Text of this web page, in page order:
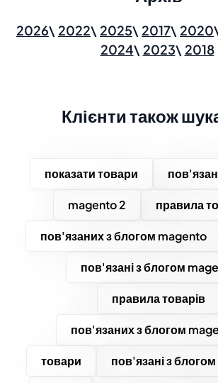
2026 2022 2025 2017 2020
2024
2023 2018
Клієнти також
показати товари
magento 2 правила
пов'язаних з блогом magento
пов'язані з блогом
правила товарів
пов'язаних з блогом
товари пов'язані з